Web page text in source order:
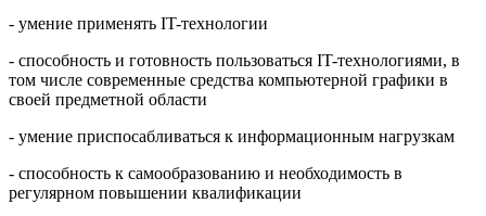
- умение применять IT-технологии
- способность и готовность пользоваться IT-технологиями, в
том числе современные средства компьютерной графики в
своей предметной области
- умение приспосабливаться к информационным нагрузкам
- способность к самообразованию и необходимость в
регулярном повышении квалификации